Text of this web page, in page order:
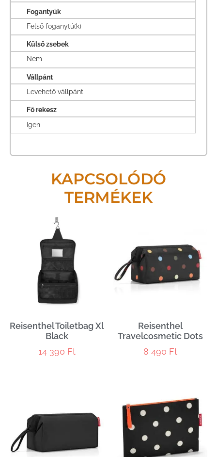
Fogantyúk
Felső foganytú(k)
Külső zsebek
Nem
Vállpánt
Levehető vállpánt
Fő rekesz
Igen
KAPCSOLÓDÓ
TERMÉKEK
Reisenthel Toiletbag Xl
Black
14 390 Ft
Reisenthel
Travelcosmetic Dots
8 490 Ft